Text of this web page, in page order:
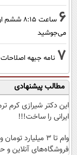
6
ساعت
می‌جوشید
7 نامه جبهه
مطالب پیشنهادی
این دکتر شیرازی کرم
ایرانی را ساخت!!!
وام تا ۳ میلیارد
فروشگاه‌های آنلاین و